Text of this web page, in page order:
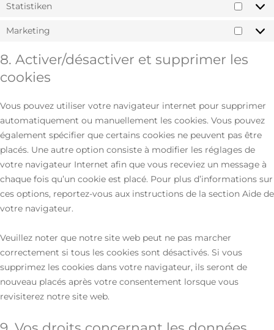
Statistiken
Marketing
8. Activer/désactiver et supprimer les
cookies
Vous pouvez utiliser votre navigateur internet pour supprimer
automatiquement ou manuellement les cookies. Vous pouvez
également spécifier que certains cookies ne peuvent pas être
placés. Une autre option consiste à modifier les réglages de
votre navigateur Internet afin que vous receviez un message à
chaque fois qu’un cookie est placé. Pour plus d’informations sur
ces options, reportez-vous aux instructions de la section Aide de
votre navigateur.
Veuillez noter que notre site web peut ne pas marcher
correctement si tous les cookies sont désactivés. Si vous
supprimez les cookies dans votre navigateur, ils seront de
nouveau placés après votre consentement lorsque vous
revisiterez notre site web.